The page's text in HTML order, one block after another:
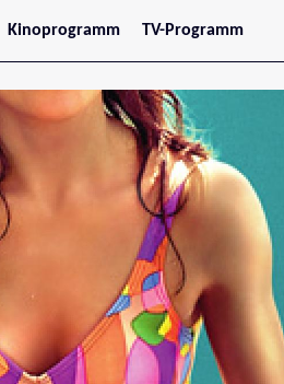
Kinoprogramm
Jetzt im Kino
Wien
Niederösterreich
TV-Programm